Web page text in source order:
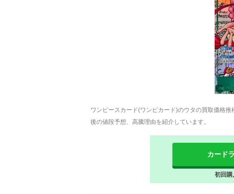
ワンピースカード(ワンピカード)のウタの買取価格
後の値段予想、高騰理由を紹介しています。
カード
初回購